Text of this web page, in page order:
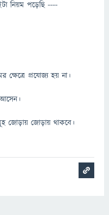
নিয়ম পড়েছি ----
ক্ষেত্রে প্রযোজ্য হয় না।
জোড়ায় জোড়ায় থাকবে।